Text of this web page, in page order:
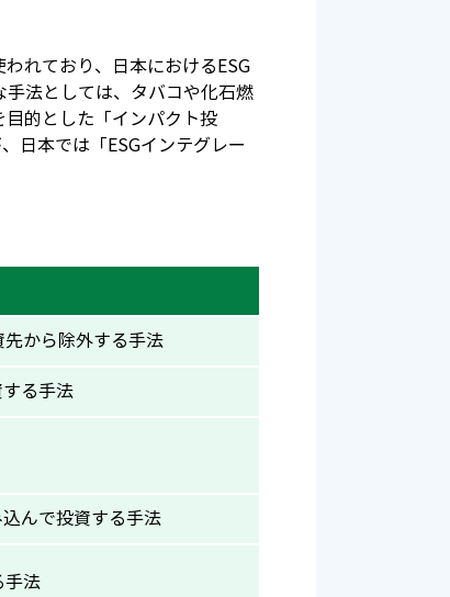
れており、日本におけるESG
法としては、タバコや化石燃
的とした「インパクト投
日本では「ESGインテグレー
から除外する手法
る手法
んで投資する手法
手法